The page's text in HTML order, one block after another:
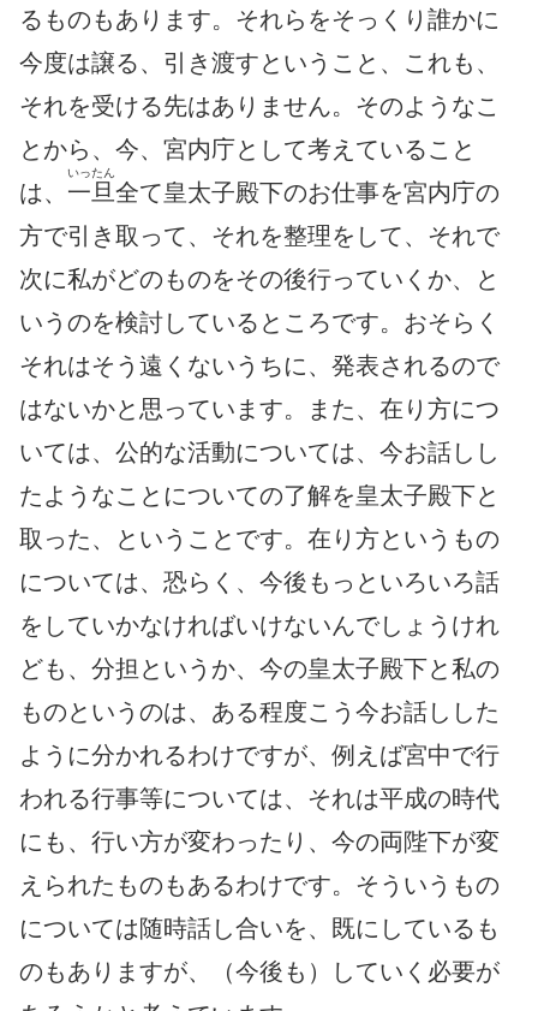
るものもあります。それらをそっくり誰かに
今度は譲る、引き渡すということ、これも、
それを受ける先はありません。そのようなこ
とから、今、宮内庁として考えていること
は、 一旦
いったん
全て皇太子殿下のお仕事を宮内庁の
方で引き取って、それを整理をして、それで
次に私がどのものをその後行っていくか、と
いうのを検討しているところです。おそらく
それはそう遠くないうちに、発表されるので
はないかと思っています。また、在り方につ
いては、公的な活動については、今お話しし
たようなことについての了解を皇太子殿下と
取った、ということです。在り方というもの
については、恐らく、今後もっといろいろ話
をしていかなければいけないんでしょうけれ
ども、分担というか、今の皇太子殿下と私の
ものというのは、ある程度こう今お話しした
ように分かれるわけですが、例えば宮中で行
われる行事等については、それは平成の時代
にも、行い方が変わったり、今の両陛下が変
えられたものもあるわけです。そういうもの
については随時話し合いを、既にしているも
のもありますが、（今後も）していく必要が